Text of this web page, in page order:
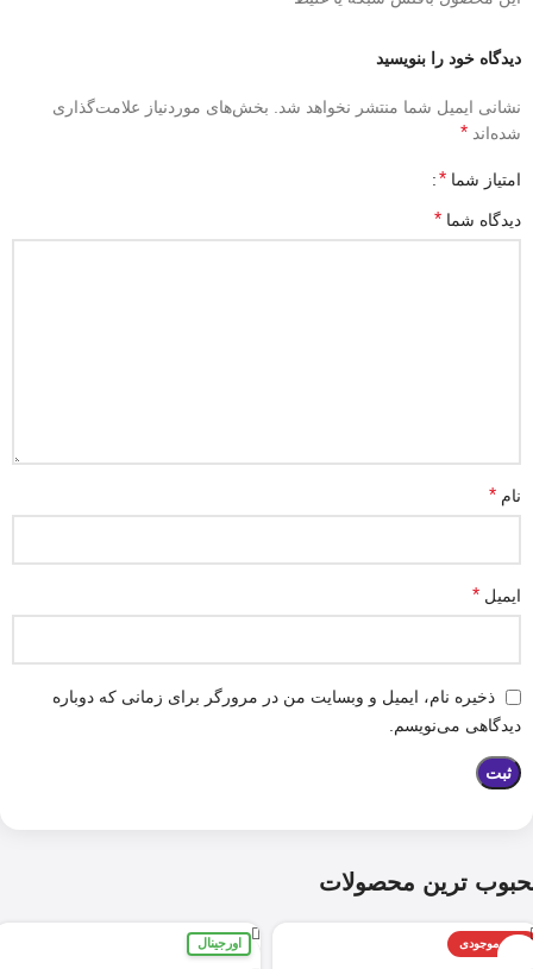
دیدگاه خود را بنویسید
نشانی ایمیل شما منتشر نخواهد شد.
بخش‌های موردنیاز علامت‌گذاری
شده‌اند *
امتیاز شما *
دیدگاه شما *
نام *
ایمیل *
ذخیره نام، ایمیل و وبسایت من در مرورگر برای زمانی که دوباره
دیدگاهی می‌نویسم.
ترین محصولات
اتمام موجودی اورجینال